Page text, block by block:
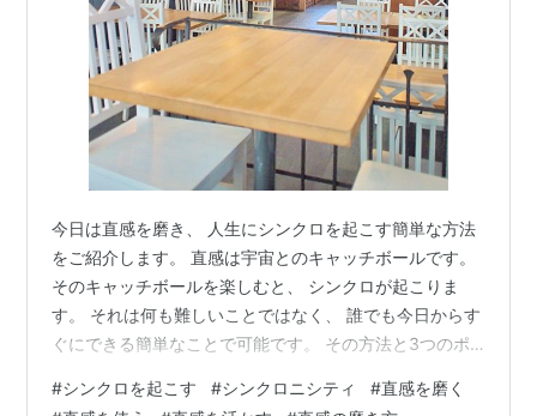
今日は直感を磨き、 人生にシンクロを起こす簡単な方法
をご紹介します。 直感は宇宙とのキャッチボールです。
そのキャッチボールを楽しむと、 シンクロが起こりま
す。 それは何も難しいことではなく、 誰でも今日からす
ぐにできる簡単なことで可能です。 その方法と3つのポ
ったらぜひ試してみてくださいね(^^) ・ 今日も冬らしい
#シンクロを起こす #シンクロニシティ #直感を磨く